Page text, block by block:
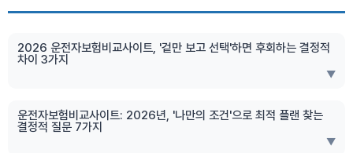
2026 운전자보험비교사이트, '겉만 보고 선택'하면 후회하는 결정적
차이 3가지
▼
운전자보험비교사이트: 2026년, '나만의 조건'으로 최적 플랜 찾는
결정적 질문 7가지
▼